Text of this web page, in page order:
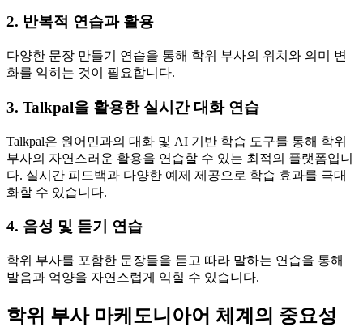
2. 반복적 연습과 활용
다양한 문장 만들기 연습을 통해 학위 부사의 위치와 의미 변
화를 익히는 것이 필요합니다.
3. Talkpal을 활용한 실시간 대화 연습
Talkpal은 원어민과의 대화 및 AI 기반 학습 도구를 통해 학위
부사의 자연스러운 활용을 연습할 수 있는 최적의 플랫폼입니
다. 실시간 피드백과 다양한 예제 제공으로 학습 효과를 극대
화할 수 있습니다.
4. 음성 및 듣기 연습
학위 부사를 포함한 문장들을 듣고 따라 말하는 연습을 통해
발음과 억양을 자연스럽게 익힐 수 있습니다.
학위 부사 마케도니아어 체계의 중요성